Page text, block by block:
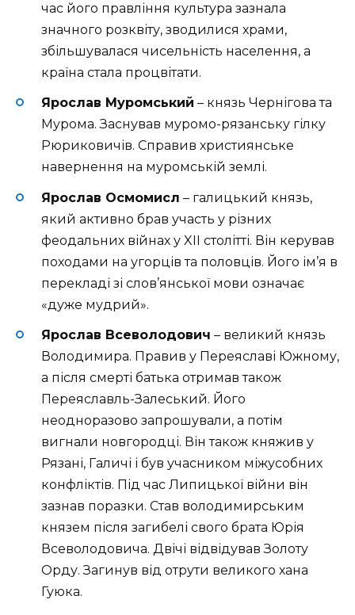
час його правління культура зазнала
значного розквіту, зводилися храми,
збільшувалася чисельність населення, а
країна стала процвітати.
Ярослав Муромський – князь Чернігова та
Мурома. Заснував муромо-рязанську гілку
Рюриковичів. Справив християнське
навернення на муромській землі.
Ярослав Осмомисл – галицький князь,
який активно брав участь у різних
феодальних війнах у XII столітті. Він керував
походами на угорців та половців. Його ім’я в
перекладі зі слов’янської мови означає
«дуже мудрий».
Ярослав Всеволодович – великий князь
Володимира. Правив у Переяславі Южному,
а після смерті батька отримав також
Переяславль-Залеський. Його
неодноразово запрошували, а потім
вигнали новгородці. Він також княжив у
Рязані, Галичі і був учасником міжусобних
конфліктів. Під час Липицької війни він
зазнав поразки. Став володимирським
князем після загибелі свого брата Юрія
Всеволодовича. Двічі відвідував Золоту
Орду. Загинув від отрути великого хана
Гуюка.